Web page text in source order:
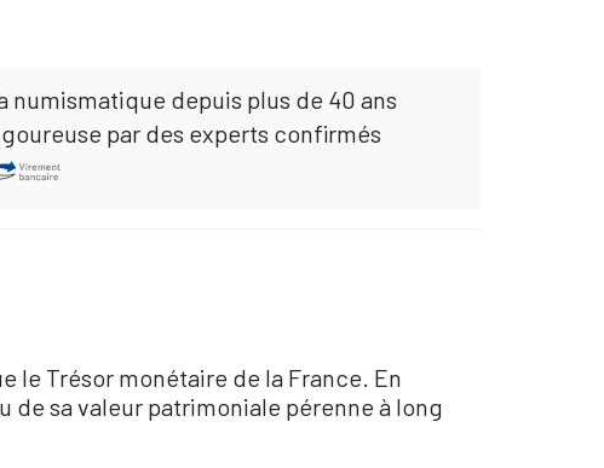
numismatique depuis plus de 40 ans
par des experts confirmés
le Trésor monétaire de la France. En
sa valeur patrimoniale pérenne à long